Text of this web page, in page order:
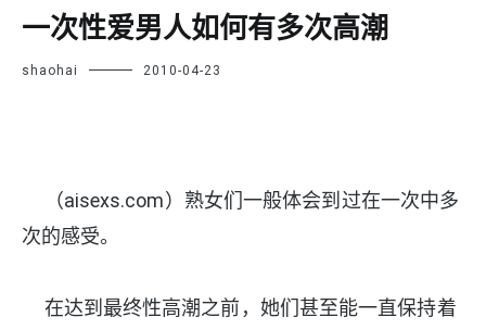
一次性爱男人如何有多次高潮
shaohai 2010-04-23
（aisexs.com）熟女们一般体会到过在一次中多
次的感受。
在达到最终性高潮之前，她们甚至能一直保持着